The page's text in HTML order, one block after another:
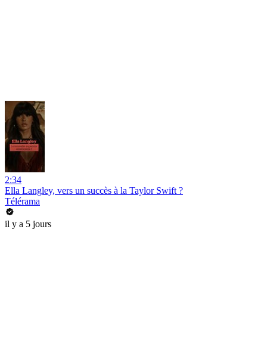
2:34
Ella Langley, vers un succès à la Taylor Swift ?
Télérama
il y a 5 jours